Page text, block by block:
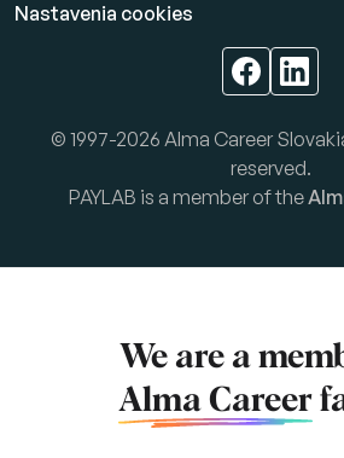
Nastavenia cookies
© 1997-2026 Alma Career
reserved.
PAYLAB is a member of the
We are a
Alma Career